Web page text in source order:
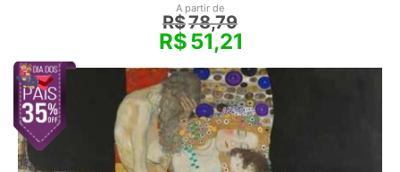
A partir de
R$78,79
R$51,21